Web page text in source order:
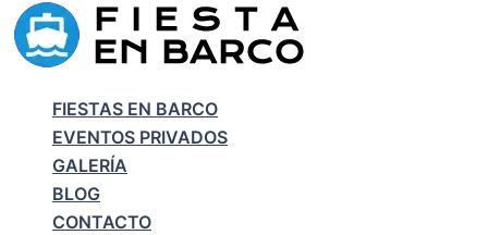
Ir
al
FIESTAS EN BARCO
EVENTOS PRIVADOS
GALERÍA
BLOG
CONTACTO